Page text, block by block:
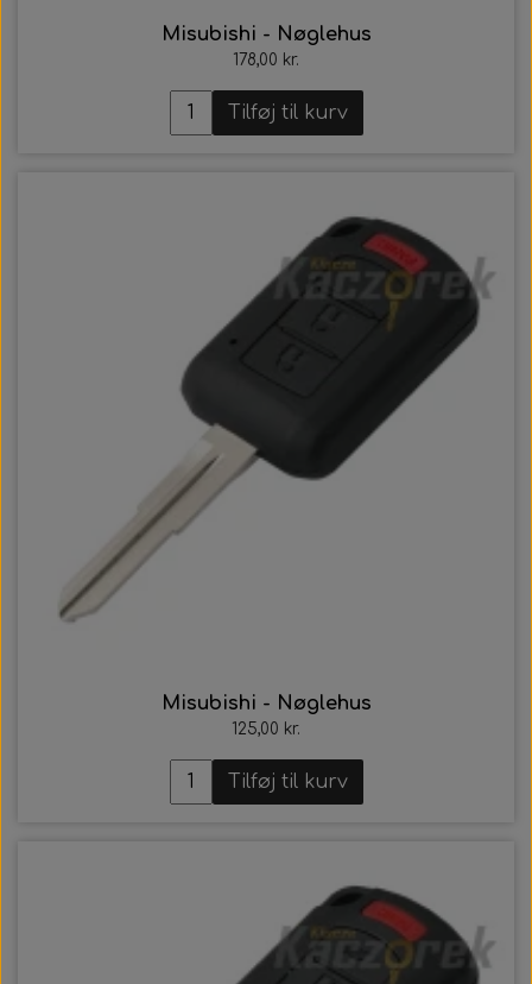
Misubishi - Nøglehus
178,00 kr.
Tilføj til kurv
Misubishi - Nøglehus
125,00 kr.
Tilføj til kurv